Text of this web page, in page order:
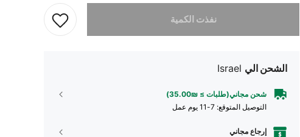
نفذت الكمية
الشحن الي Israel
شحن مجاني(طلبات ≥ ₪35.00)
التوصيل المتوقع: 7-11 يوم عمل
إرجاع مجاني